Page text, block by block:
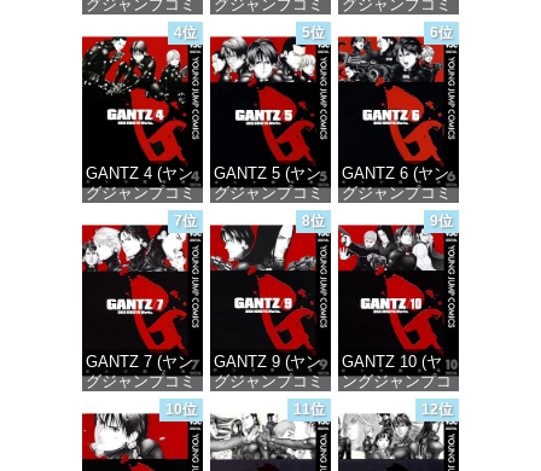
グジャンプコミ
ックスDIGITAL)
価格：¥100
グジャンプコミ
ックスDIGITAL)
価格：¥100
グジャンプコミ
ックスDIGITAL)
価格：¥100
4位
GANTZ 4 (ヤン
グジャンプコミ
ックスDIGITAL)
価格：¥100
5位
GANTZ 5 (ヤン
グジャンプコミ
ックスDIGITAL)
価格：¥100
6位
GANTZ 6 (ヤン
グジャンプコミ
ックスDIGITAL)
価格：¥100
7位
GANTZ 7 (ヤン
グジャンプコミ
ックスDIGITAL)
価格：¥100
8位
GANTZ 9 (ヤン
グジャンプコミ
ックスDIGITAL)
価格：¥100
9位
GANTZ 10 (ヤ
ングジャンプコ
DIGITAL)
価格：¥100
10位 11位 12位